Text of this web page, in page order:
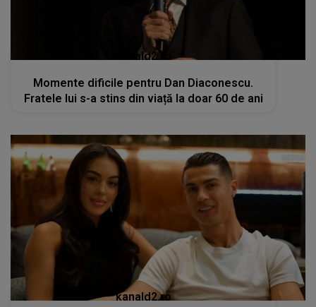
kanald2.ro
Cristiano Ronaldo și Georgina
Rodriguez: Nunta de vis în Madeira,
încununarea unei Iubiri de poveste